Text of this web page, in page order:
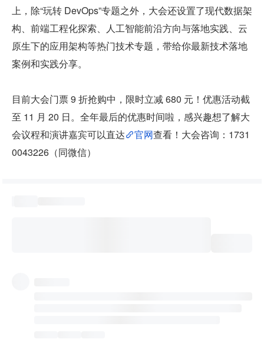
上，除“玩转 DevOps”专题之外，大会还设置了现代数据架
构、前端工程化探索、人工智能前沿方向与落地实践、云
原生下的应用架构等热门技术专题，带给你最新技术落地
案例和实践分享。
目前大会门票 9 折抢购中，限时立减 680 元！优惠活动截
至 11 月 20 日。全年最后的优惠时间啦，感兴趣想了解大
会议程和演讲嘉宾可以直达
官网查看！大会咨询：1731
0043226（同微信）